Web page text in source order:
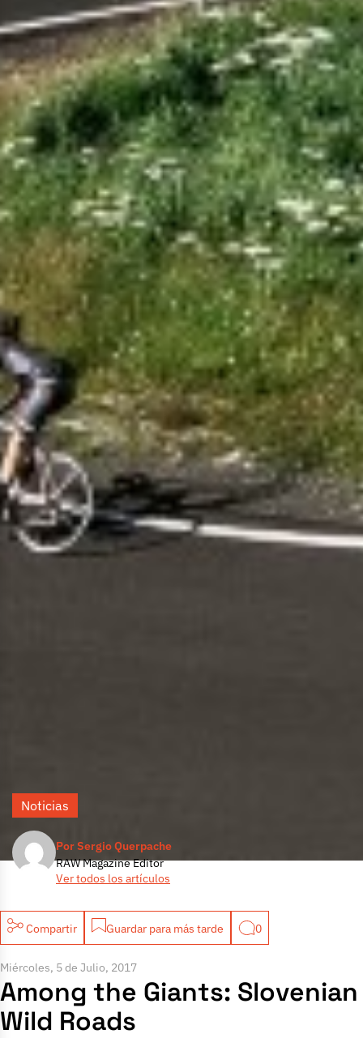
Por Sergio Querpache
RAW Magazine Editor
Ver todos los artículos
Noticias
Compartir Guardar para más tarde 0
Miércoles, 5 de Julio, 2017
Among the Giants: Slovenian
Wild Roads